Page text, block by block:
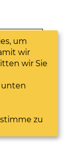
Seite
um
wir
wir Sie
unten
zu